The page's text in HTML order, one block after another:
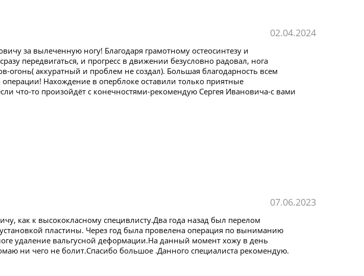
02.04.2024
за вылеченную ногу! Благодаря грамотному остеосинтезу и
передвигаться, и прогресс в движении безусловно радовал, нога
аккуратный и проблем не создал). Большая благодарность всем
Нахождение в оперблоке оставили только приятные
что-то произойдёт с конечностями-рекомендую Сергея Ивановича-с вами
07.06.2023
как к высококласному специвлисту.Два года назад был перелом
пластины. Через год была провелена операция по выниманию
удаление вальгусной деформации.На данный момент хожу в день
ни чего не болит.Спасибо большое .Данного специалиста рекомендую.